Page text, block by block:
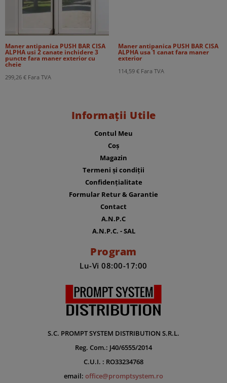
Maner antipanica PUSH BAR CISA
ALPHA usi 2 canate inchidere 3
puncte fara maner exterior cu
cheie
299,26 € Fara TVA
Maner antipanica PUSH BAR CISA
ALPHA usa 1 canat fara maner
exterior
114,59 € Fara TVA
Informații Utile
Contul Meu
Coș
Magazin
Termeni și condiții
Confidențialitate
Formular Retur & Garantie
Contact
A.N.P.C
A.N.P.C. - SAL
Program
Lu-Vi 08:00-17:00
S.C. PROMPT SYSTEM DISTRIBUTION S.R.L.
Reg. Com.: J40/6555/2014
C.U.I. : RO33234768
email: office@promptsystem.ro